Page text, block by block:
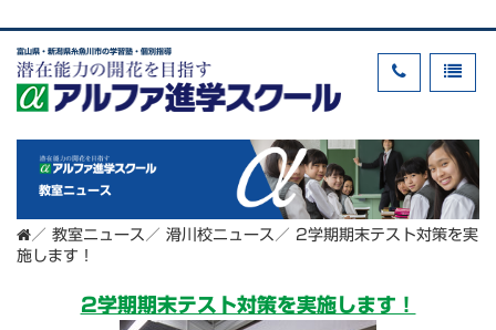
富山県・新潟県糸魚川市の学習塾・個別指導
教室ニュース
／ 教室ニュース ／ 滑川校ニュース ／ 2学期期末テスト対策を実
施します！
2学期期末テスト対策を実施します！